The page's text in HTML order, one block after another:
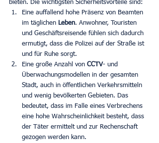
bieten. Die wichtigsten Sicherheitsvorteile sind:
Eine auffallend hohe Präsenz von Beamten
im täglichen Leben. Anwohner, Touristen
und Geschäftsreisende fühlen sich dadurch
ermutigt, dass die Polizei auf der Straße ist
und für Ruhe sorgt.
Eine große Anzahl von CCTV- und
Überwachungsmodellen in der gesamten
Stadt, auch in öffentlichen Verkehrsmitteln
und wenig bevölkerten Gebieten. Das
bedeutet, dass im Falle eines Verbrechens
eine hohe Wahrscheinlichkeit besteht, dass
der Täter ermittelt und zur Rechenschaft
gezogen werden kann.